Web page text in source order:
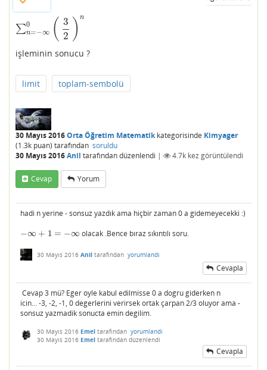
∑0
n=−∞ ( 3
2 ) n
∑ n=− 0(3 2 n
işleminin sonucu ?
limit toplam-sembolü
30 Mayıs 2016Orta Öğretim Matematikkategorisinde Kimyager
(1.3k puan) tarafından soruldu
30 Mayıs 2016Anil tarafındandüzenlendi | 4.7k kez görüntülendi
Cevap Yorum
hadi n yerine - sonsuz yazdık ama hiçbir zaman 0 a gidemeyecekki :)
−∞ + 1 = −∞
−∞+1 =− ∞ olacak .Bence bıraz sıkıntılı soru.
30 Mayıs 2016 Anil tarafından yorumlandı
Cevapla
Cevap 3 mü? Eger oyle kabul edilmisse 0 a dogru giderken n
icin... -3, -2, -1, 0 degerlerini verirsek ortak çarpan 2/3 oluyor ama -
sonsuz yazmadik sonucta emin degilim.
30 Mayıs 2016 Emel tarafından yorumlandı
30 Mayıs 2016 Emel tarafından düzenlendi
Cevapla